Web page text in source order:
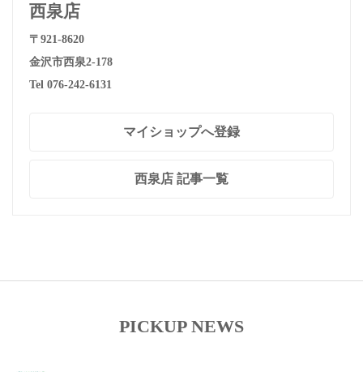
西泉店
〒921-8620
金沢市西泉2-178
Tel 076-242-6131
マイショップへ登録
西泉店 記事一覧
PICKUP NEWS